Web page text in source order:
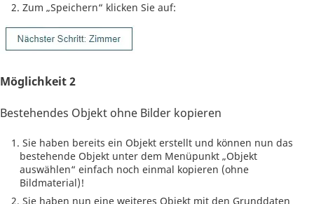
Zum „Speichern“ klicken Sie auf:
Möglichkeit 2
Bestehendes Objekt ohne Bilder kopieren
Sie haben bereits ein Objekt erstellt und können nun das
bestehende Objekt unter dem Menüpunkt „Objekt
auswählen“ einfach noch einmal kopieren (ohne
Bildmaterial)!
Sie haben nun eine weiteres Objekt mit den Grunddaten